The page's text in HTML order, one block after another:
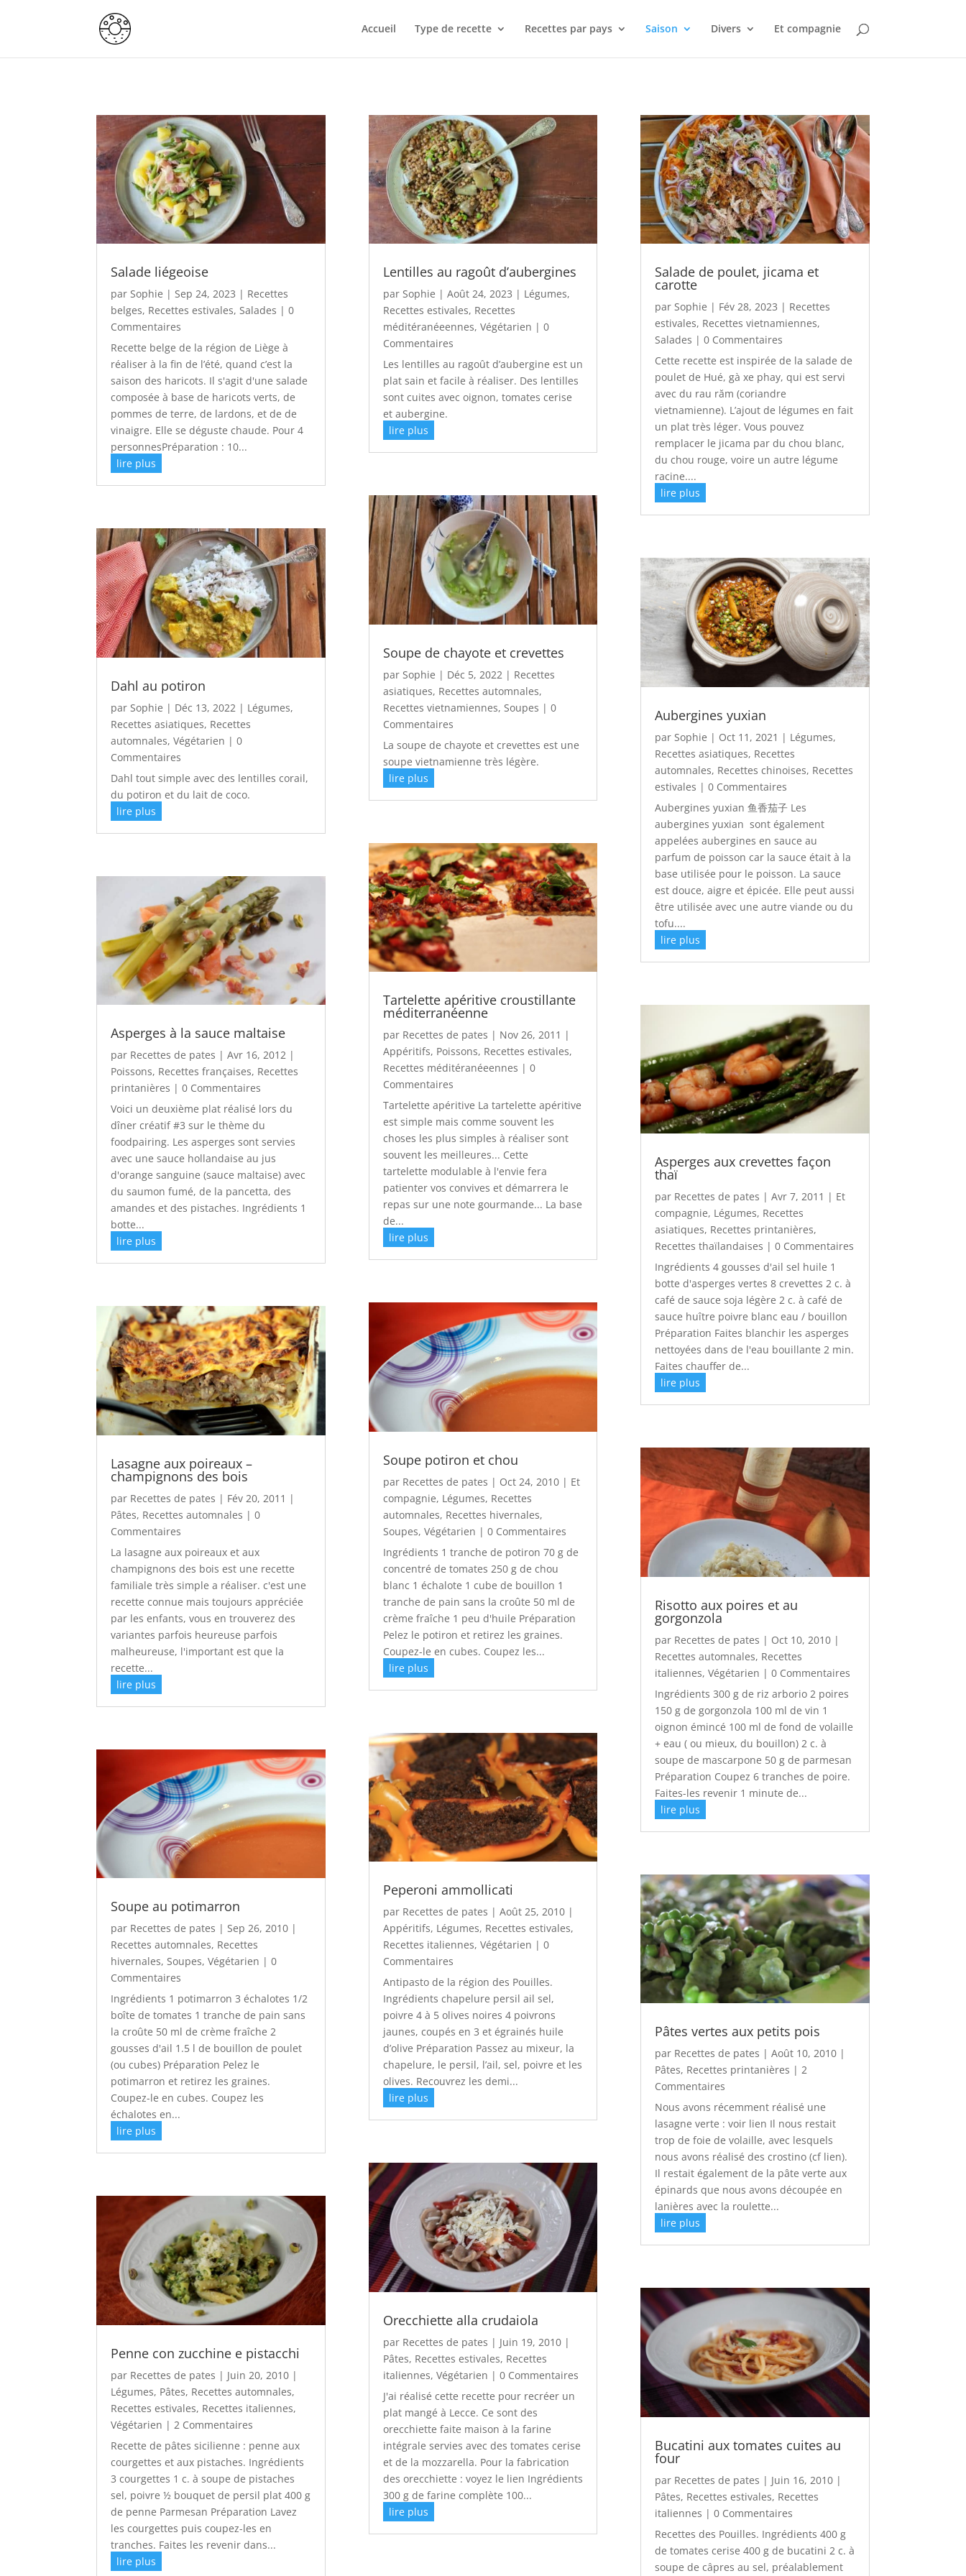
Accueil Type de recette Recettes par pays Saison Divers Et compagnie
Salade liégeoise
parSophie |Sep 24, 2023 | Recettes
belges, Recettes estivales,Salades | 0
Commentaires
Recette belge de la région de Liège à
réaliser à la fin de l’été, quand c’est la
saison des haricots. Il s'agit d'une salade
composée à base de haricots verts, de
pommes de terre, de lardons, et de de
vinaigre. Elle se déguste chaude. Pour 4
personnesPréparation : 10...
lire plus
Dahl au potiron
par Sophie | Déc 13, 2022 | Légumes,
Recettes asiatiques, Recettes
automnales,Végétarien | 0
Commentaires
Dahl tout simple avec des lentilles corail,
du potiron et du lait de coco.
lire plus
Asperges à la sauce maltaise
par Recettes de pates |Avr 16, 2012 |
Poissons, Recettes françaises, Recettes
printanières | 0 Commentaires
Voici un deuxième plat réalisé lors du
dîner créatif #3 sur le thème du
foodpairing. Les asperges sont servies
avec une sauce hollandaise au jus
d'orange sanguine (sauce maltaise) avec
du saumon fumé, de la pancetta, des
amandes et des pistaches. Ingrédients 1
botte...
lire plus
Lasagne aux poireaux –
champignons des bois
par Recettes de pates | Fév 20, 2011 |
Pâtes, Recettes automnales | 0
Commentaires
La lasagne aux poireaux et aux
champignons des bois est une recette
familiale très simple a réaliser. c'est une
recette connue mais toujours appréciée
par les enfants, vous en trouverez des
variantes parfois heureuse parfois
malheureuse, l'important est que la
recette...
lire plus
Soupe au potimarron
par Recettes de pates |Sep 26, 2010 |
Recettes automnales, Recettes
hivernales,Soupes,Végétarien | 0
Commentaires
Ingrédients 1 potimarron 3 échalotes 1/2
boîte de tomates 1 tranche de pain sans
la croûte 50 ml de crème fraîche 2
gousses d'ail 1.5 l de bouillon de poulet
(ou cubes) Préparation Pelez le
potimarron et retirez les graines.
Coupez-le en cubes. Coupez les
échalotes en...
lire plus
Penne con zucchine e pistacchi
par Recettes de pates | Juin 20, 2010 |
Légumes, Pâtes, Recettes automnales,
Recettes estivales, Recettes italiennes,
Végétarien | 2 Commentaires
Recette de pâtes sicilienne : penne aux
courgettes et aux pistaches. Ingrédients
3 courgettes 1 c. à soupe de pistaches
sel, poivre ½ bouquet de persil plat 400 g
de penne Parmesan Préparation Lavez
les courgettes puis coupez-les en
tranches. Faites les revenir dans...
lire plus
Lentilles au ragoût d’aubergines
par Sophie | Août 24, 2023 | Légumes,
Recettes estivales, Recettes
méditéranéeennes, Végétarien | 0
Commentaires
Les lentilles au ragoût d’aubergine est un
plat sain et facile à réaliser. Des lentilles
sont cuites avec oignon, tomates cerise
et aubergine.
lire plus
Soupe de chayote et crevettes
par Sophie | Déc 5, 2022 | Recettes
asiatiques, Recettes automnales,
Recettes vietnamiennes, Soupes | 0
Commentaires
La soupe de chayote et crevettes est une
soupe vietnamienne très légère.
lire plus
Tartelette apéritive croustillante
méditerranéenne
par Recettes de pates | Nov 26, 2011 |
Appéritifs, Poissons, Recettes estivales,
Recettes méditéranéeennes | 0
Commentaires
Tartelette apéritive La tartelette apéritive
est simple mais comme souvent les
choses les plus simples à réaliser sont
souvent les meilleures... Cette
tartelette modulable à l'envie fera
patienter vos convives et démarrera le
repas sur une note gourmande... La base
de...
lire plus
Soupe potiron et chou
par Recettes de pates | Oct 24, 2010| Et
compagnie, Légumes, Recettes
automnales, Recettes hivernales,
Soupes, Végétarien | 0 Commentaires
Ingrédients 1 tranche de potiron 70 g de
concentré de tomates 250 g de chou
blanc 1 échalote 1 cube de bouillon 1
tranche de pain sans la croûte 50 ml de
crème fraîche 1 peu d'huile Préparation
Pelez le potiron et retirez les graines.
Coupez-le en cubes. Coupez les...
lire plus
Peperoni ammollicati
par Recettes de pates | Août 25, 2010|
Appéritifs, Légumes, Recettes estivales,
Recettes italiennes, Végétarien | 0
Commentaires
Antipasto de la région des Pouilles.
Ingrédients chapelure persil ail sel,
poivre 4 à 5 olives noires 4 poivrons
jaunes, coupés en 3 et égrainés huile
d’olive Préparation Passez au mixeur, la
chapelure, le persil, l’ail, sel, poivre et les
olives. Recouvrez les demi...
lire plus
Orecchiette alla crudaiola
par Recettes de pates | Juin 19, 2010|
Pâtes, Recettes estivales, Recettes
italiennes, Végétarien | 0 Commentaires
J'ai réalisé cette recette pour recréer un
plat mangé à Lecce. Ce sont des
orecchiette faite maison à la farine
intégrale servies avec des tomates cerise
et de la mozzarella. Pour la fabrication
des orecchiette : voyez le lien Ingrédients
300 g de farine complète 100...
lire plus
Salade de poulet, jicama et
carotte
par Sophie | Fév 28, 2023 | Recettes
estivales, Recettes vietnamiennes,
Salades | 0 Commentaires
Cette recette est inspirée de la salade de
poulet de Hué, gà xe phay, qui est servi
avec du rau răm (coriandre
vietnamienne). L’ajout de légumes en fait
un plat très léger. Vous pouvez
remplacer le jicama par du chou blanc,
du chou rouge, voire un autre légume
racine....
lire plus
Aubergines yuxian
par Sophie | Oct 11, 2021 | Légumes,
Recettes asiatiques, Recettes
automnales, Recettes chinoises, Recettes
estivales | 0 Commentaires
Aubergines yuxian 鱼香茄子 Les
aubergines yuxian sont également
appelées aubergines en sauce au
parfum de poisson car la sauce était à la
base utilisée pour le poisson. La sauce
est douce, aigre et épicée. Elle peut aussi
être utilisée avec une autre viande ou du
tofu....
lire plus
Asperges aux crevettes façon
thaï
par Recettes de pates | Avr 7, 2011 | Et
compagnie, Légumes, Recettes
asiatiques, Recettes printanières,
Recettes thaïlandaises | 0 Commentaires
Ingrédients 4 gousses d'ail sel huile 1
botte d'asperges vertes 8 crevettes 2 c. à
café de sauce soja légère 2 c. à café de
sauce huître poivre blanc eau / bouillon
Préparation Faites blanchir les asperges
nettoyées dans de l'eau bouillante 2 min.
Faites chauffer de...
lire plus
Risotto aux poires et au
gorgonzola
par Recettes de pates | Oct 10, 2010|
Recettes automnales, Recettes
italiennes, Végétarien | 0 Commentaires
Ingrédients 300 g de riz arborio 2 poires
150 g de gorgonzola 100 ml de vin 1
oignon émincé 100 ml de fond de volaille
+ eau ( ou mieux, du bouillon) 2 c. à
soupe de mascarpone 50 g de parmesan
Préparation Coupez 6 tranches de poire.
Faites-les revenir 1 minute de...
lire plus
Pâtes vertes aux petits pois
par Recettes de pates | Août 10, 2010|
Pâtes, Recettes printanières | 2
Commentaires
Nous avons récemment réalisé une
lasagne verte : voir lien Il nous restait
trop de foie de volaille, avec lesquels
nous avons réalisé des crostino (cf lien).
Il restait également de la pâte verte aux
épinards que nous avons découpée en
lanières avec la roulette...
lire plus
Bucatini aux tomates cuites au
four
par Recettes de pates | Juin 16, 2010|
Pâtes, Recettes estivales, Recettes
italiennes | 0 Commentaires
Recettes des Pouilles. Ingrédients 400 g
de tomates cerise 400 g de bucatini 2 c. à
soupe de câpres au sel, préalablement